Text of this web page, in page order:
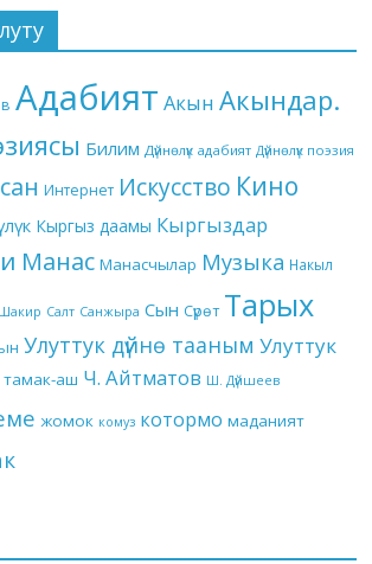
Адабият Акын Акындар.
Билим Дүйнөлүк адабият Дүйнөлүк поэзия
Интернет Искусство Кино
Кыргыз даамы Кыргыздар
Манас Манасчылар Музыка Накыл
Салт Санжыра Сын Сүрөт Тарых
Улуттук дүйнө тааным Улуттук
тамак-аш Ч. Айтматов Ш. Дүйшеев
жомок комуз котормо маданият